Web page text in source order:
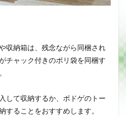
収納箱は、残念ながら同梱され
チャック付きのポリ袋を同梱す
して収納するか、ボドゲのトー
することをおすすめします。